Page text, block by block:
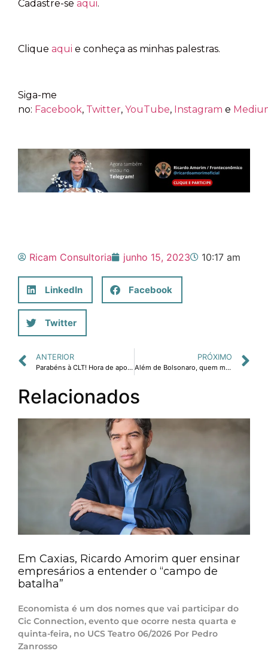
Cadastre-se aqui.
Clique aqui e conheça as minhas palestras.
Siga-me
no: Facebook, Twitter, YouTube, Instagram e
Ricam Consultoria junho 15, 2023 10:17 am
LinkedIn Facebook
Twitter
ANTERIOR
Parabéns à CLT! Hora de aposentá-la
PRÓXIMO
Além de Bolsonaro, quem mais não gostou da decisão do TSE de torná-lo inelegível? Lula
Relacionados
Em Caxias, Ricardo Amorim quer ensinar
empresários a entender o “campo de
batalha”
Economista é um dos nomes que vai participar do
Cic Connection, evento que ocorre nesta quarta e
quinta-feira, no UCS Teatro 06/2026 Por Pedro
Zanrosso